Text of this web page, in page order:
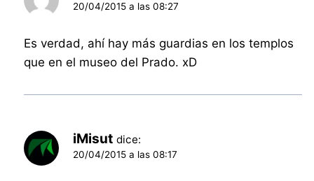
20/04/2015 a las 08:27
Es verdad, ahí hay más guardias en los templos
que en el museo del Prado. xD
iMisut dice:
20/04/2015 a las 08:17